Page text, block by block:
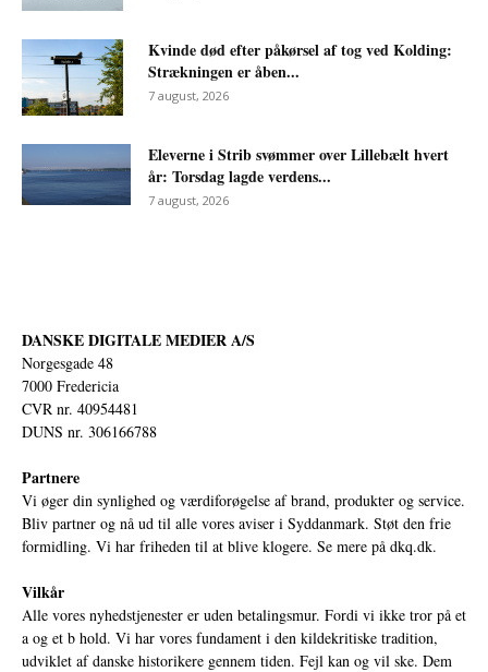
Kvinde død efter påkørsel af tog ved Kolding:
Strækningen er åben...
7 august, 2026
Eleverne i Strib svømmer over Lillebælt hvert
år: Torsdag lagde verdens...
7 august, 2026
DANSKE DIGITALE MEDIER A/S
Norgesgade 48
7000 Fredericia
CVR nr. 40954481
DUNS nr. 306166788
Partnere
Vi øger din synlighed og værdiforøgelse af brand, produkter og service.
Bliv partner og nå ud til alle vores aviser i Syddanmark. Støt den frie
formidling. Vi har friheden til at blive klogere. Se mere på dkq.dk.
Vilkår
Alle vores nyhedstjenester er uden betalingsmur. Fordi vi ikke tror på et
a og et b hold. Vi har vores fundament i den kildekritiske tradition,
udviklet af danske historikere gennem tiden. Fejl kan og vil ske. Dem